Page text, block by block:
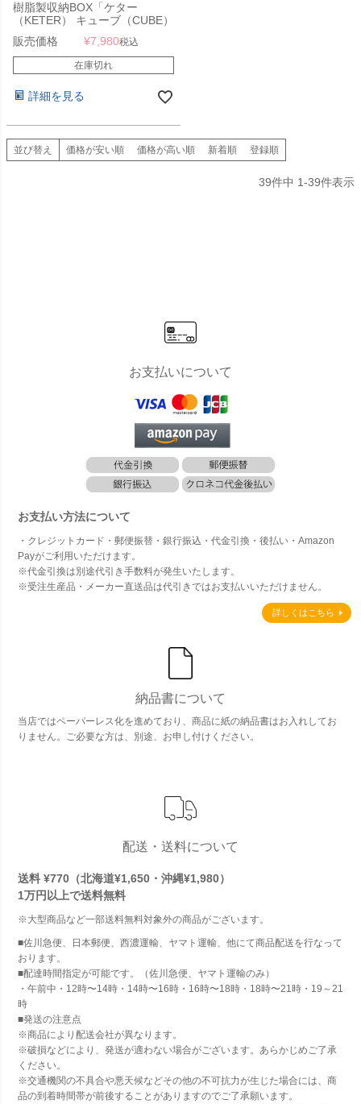
樹脂製収納BOX「ケター
（KETER） キューブ（CUBE）
ガーデンボックス」
販売価格 ¥7,980税込
在庫切れ
詳細を見る
並び替え 価格が安い順 価格が高い順 新着順 登録順
39件中 1-39件表示
お支払いについて
お支払い方法について
・クレジットカード・郵便振替・銀行振込・代金引換・後払い・Amazon
Payがご利用いただけます。
※代金引換は別途代引き手数料が発生いたします。
※受注生産品・メーカー直送品は代引きではお支払いいただけません。
詳しくはこちら
納品書について
当店ではペーパーレス化を進めており、商品に紙の納品書はお入れしてお
りません。ご必要な方は、別途、お申し付けください。
配送・送料について
送料 ¥770（北海道¥1,650・沖縄¥1,980）
1万円以上で送料無料
※大型商品など一部送料無料対象外の商品がございます。
■佐川急便、日本郵便、西濃運輸、ヤマト運輸、他にて商品配送を行なって
おります。
■配達時間指定が可能です。（佐川急便、ヤマト運輸のみ）
・午前中・12時〜14時・14時〜16時・16時〜18時・18時〜21時・19～21
時
■発送の注意点
※商品により配送会社が異なります。
※破損などにより、発送が適わない場合がございます。あらかじめご了承
ください。
※交通機関の不具合や悪天候などその他の不可抗力が生じた場合には、商
品の到着時間帯が前後することがありますのでご了承願います。